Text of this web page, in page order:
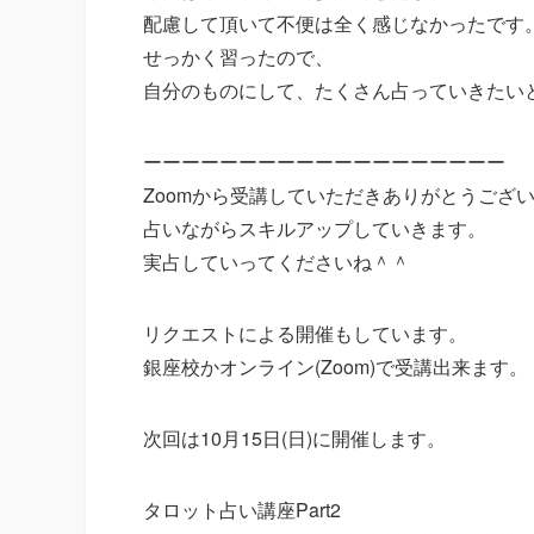
配慮して頂いて不便は全く感じなかったです。
せっかく習ったので、
自分のものにして、たくさん占っていきたい
ーーーーーーーーーーーーーーーーーーー
Zoomから受講していただきありがとうござい
占いながらスキルアップしていきます。
実占していってくださいね＾＾
リクエストによる開催もしています。
銀座校かオンライン(Zoom)で受講出来ます。
次回は10月15日(日)に開催します。
タロット占い講座Part2